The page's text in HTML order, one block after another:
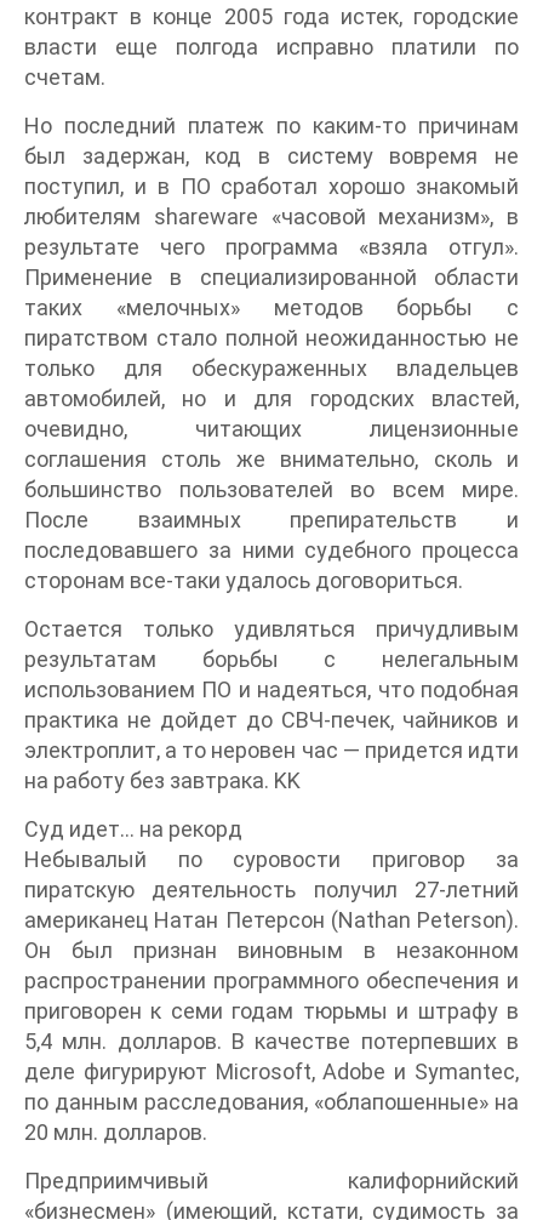
контракт в конце 2005 года истек, городские
власти еще полгода исправно платили по
счетам.
Но последний платеж по каким-то причинам
был задержан, код в систему вовремя не
поступил, и в ПО сработал хорошо знакомый
любителям shareware «часовой механизм», в
результате чего программа «взяла отгул».
Применение в специализированной области
таких «мелочных» методов борьбы с
пиратством стало полной неожиданностью не
только для обескураженных владельцев
автомобилей, но и для городских властей,
очевидно, читающих лицензионные
соглашения столь же внимательно, сколь и
большинство пользователей во всем мире.
После взаимных препирательств и
последовавшего за ними судебного процесса
сторонам все-таки удалось договориться.
Остается только удивляться причудливым
результатам борьбы с нелегальным
использованием ПО и надеяться, что подобная
практика не дойдет до СВЧ-печек, чайников и
электроплит, а то неровен час — придется идти
на работу без завтрака. KK
Суд идет… на рекорд
Небывалый по суровости приговор за
пиратскую деятельность получил 27-летний
американец Натан Петерсон (Nathan Peterson).
Он был признан виновным в незаконном
распространении программного обеспечения и
приговорен к семи годам тюрьмы и штрафу в
5,4 млн. долларов. В качестве потерпевших в
деле фигурируют Microsoft, Adobe и Symantec,
по данным расследования, «облапошенные» на
20 млн. долларов.
Предприимчивый калифорнийский
«бизнесмен» (имеющий, кстати, судимость за